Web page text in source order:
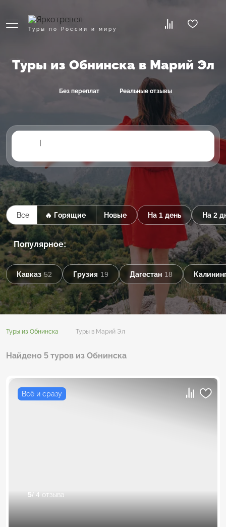
Туры по России и миру
Туры из Обнинска в Марий Эл
Без переплат Реальные отзывы
|
Все 🔥 Горящие Новые На 1 день На 2
Популярное:
Кавказ 52 Грузия 19 Дагестан 18
Туры из Обнинска Туры в Марий Эл
Найдено 5 туров из Обнинска
Всё и сразу
5/ 4 отзыва